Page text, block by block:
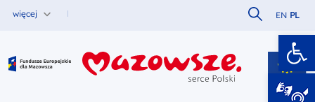
więcej Szukaj w
EN PL
Fundusze Europejskie dla Mazowsza